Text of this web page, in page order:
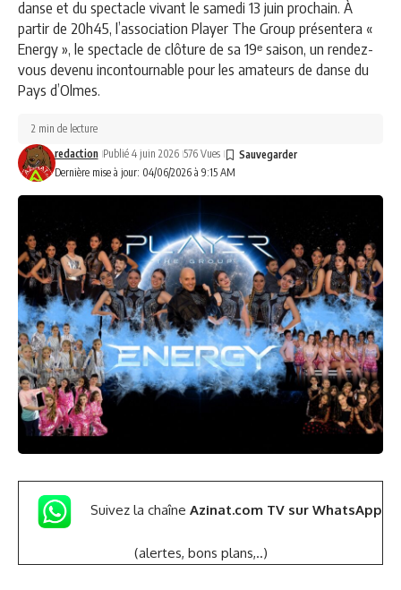
danse et du spectacle vivant le samedi 13 juin prochain. À
partir de 20h45, l’association Player The Group présentera «
Energy », le spectacle de clôture de sa 19ᵉ saison, un rendez-
vous devenu incontournable pour les amateurs de danse du
Pays d’Olmes.
Dernière mise à jour: 04/06/2026 à 9:15 AM
redaction Publié 4 juin 2026 576 Vues
2 min de lecture
Suivez la chaîne Azinat.com TV sur WhatsApp
(alertes, bons plans,..)